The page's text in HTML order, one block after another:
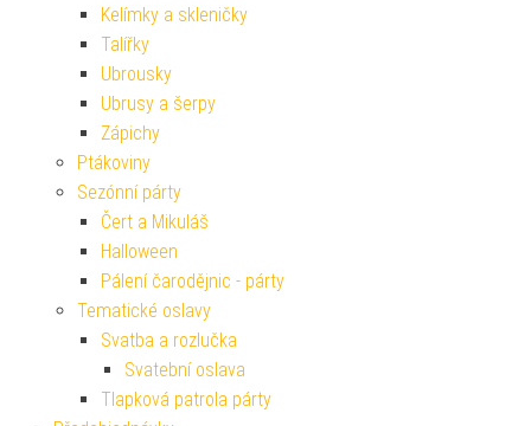
Kelímky a skleničky
Talířky
Ubrousky
Ubrusy a šerpy
Zápichy
Ptákoviny
Sezónní párty
Čert a Mikuláš
Halloween
Pálení čarodějnic - párty
Tematické oslavy
Svatba a rozlučka
Svatební oslava
Tlapková patrola párty